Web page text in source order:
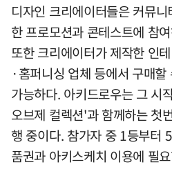
디자인 크리에이터들은 커뮤
한 프로모션과 콘테스트에 참
또한 크리에이터가 제작한 인
·홈퍼니싱 업체 등에서 구매
가능하다. 아키드로우는 그 시
오브제 컬렉션'과 함께하는 첫
행 중이다. 참가자 중 1등부터
품권과 아키스케치 이용에 필